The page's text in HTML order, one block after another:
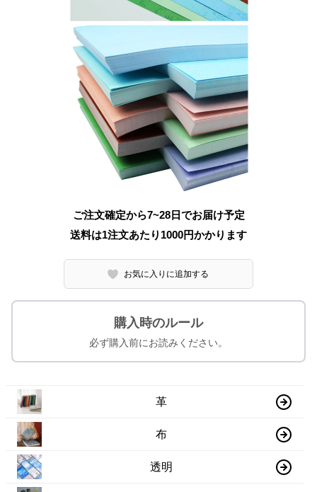
ご注文確定から7~28日でお届け予定
送料は1注文あたり 1000円かかります
お気に入りに追加する
購入時のルール
必ず購入前にお読みください。
革
布
透明